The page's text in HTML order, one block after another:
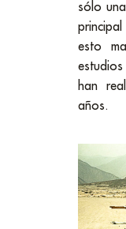
sólo
esto
han
años.